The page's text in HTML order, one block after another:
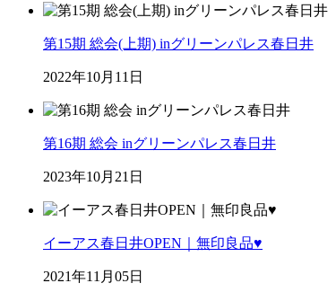
第15期 総会(上期) inグリーンパレス春日井
2022年10月11日
第16期 総会 inグリーンパレス春日井
2023年10月21日
イーアス春日井OPEN｜無印良品♥
2021年11月05日